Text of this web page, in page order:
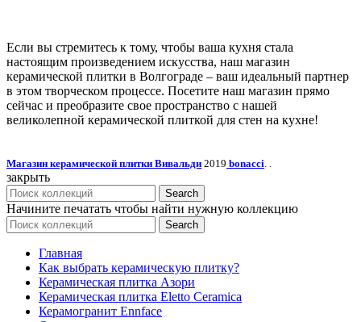
Если вы стремитесь к тому, чтобы ваша кухня стала
настоящим произведением искусства, наш магазин
керамической плитки в Волгограде – ваш идеальный партнер
в этом творческом процессе. Посетите наш магазин прямо
сейчас и преобразите свое пространство с нашей
великолепной керамической плиткой для стен на кухне!
Магазин керамической плитки Вивальди 2019 bonacci. .
закрыть
Search
Начините печатать чтобы найти нужную коллекцию
Search
Главная
Как выбрать керамическую плитку?
Керамическая плитка Азори
Керамическая плитка Eletto Ceramica
Керамогранит Ennface